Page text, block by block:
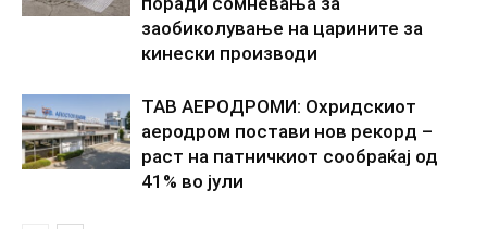
заобиколување на царините за
кинески производи
ТАВ АЕРОДРОМИ: Охридскиот
аеродром постави нов рекорд –
раст на патничкиот сообраќај од
41% во јули